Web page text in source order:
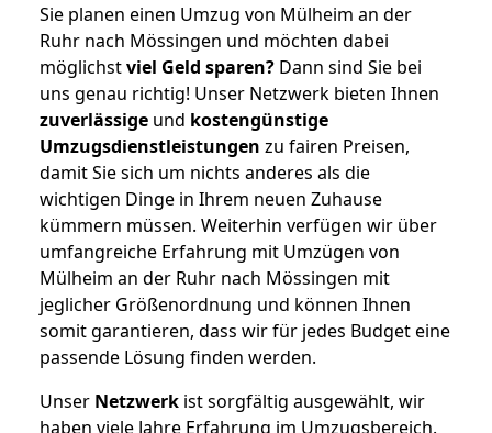
Sie planen einen Umzug von Mülheim an der
Ruhr nach Mössingen und möchten dabei
möglichstviel Geld sparen? Dann sind Sie bei
uns genau richtig! Unser Netzwerk bieten Ihnen
zuverlässige und kostengünstige
Umzugsdienstleistungen zu fairen Preisen,
damit Sie sich um nichts anderes als die
wichtigen Dinge in Ihrem neuen Zuhause
kümmern müssen. Weiterhin verfügen wir über
umfangreiche Erfahrung mit Umzügen von
Mülheim an der Ruhr nach Mössingen mit
jeglicher Größenordnung und können Ihnen
somit garantieren, dass wir für jedes Budget eine
passende Lösung finden werden.
Unser Netzwerk ist sorgfältig ausgewählt, wir
haben viele Jahre Erfahrung im Umzugsbereich.